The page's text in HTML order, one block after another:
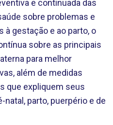
e continuada das
sobre problemas e
gestação e ao parto, o
sobre as principais
para melhor
além de medidas
que expliquem seus
parto, puerpério e de